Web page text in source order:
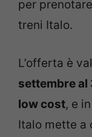
per
treni Italo.
L’offerta è
settembre al
low cost, e
Italo mette a